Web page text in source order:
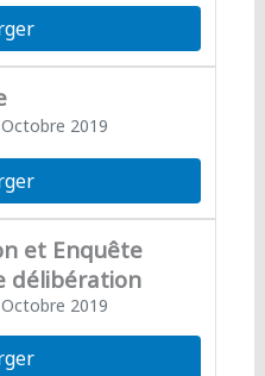
2019
et Enquête
délibération
2019